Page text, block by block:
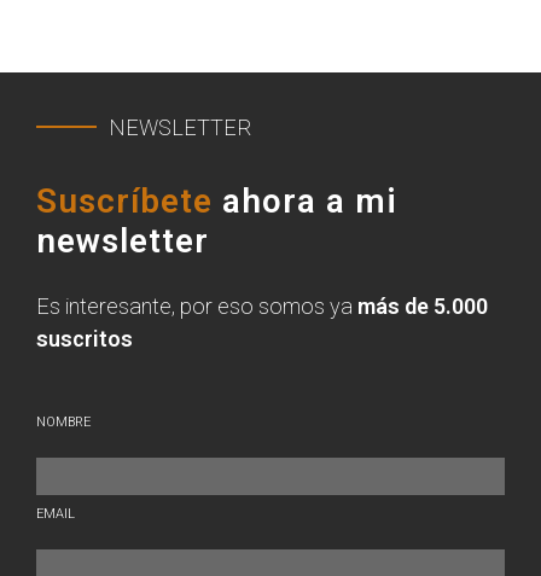
NEWSLETTER
Suscríbete ahora a mi
newsletter
Es interesante, por eso somos ya más de 5.000
suscritos
NOMBRE
EMAIL